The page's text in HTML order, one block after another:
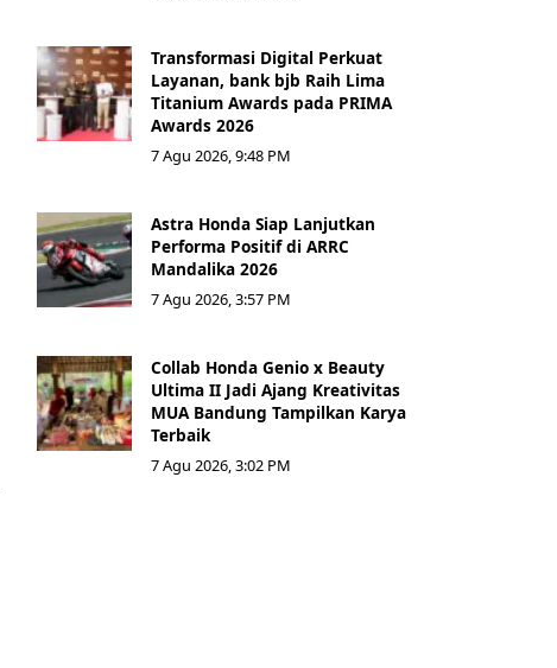
Transformasi Digital Perkuat
Layanan, bank bjb Raih Lima
Titanium Awards pada PRIMA
Awards 2026
7 Agu 2026, 9:48 PM
Astra Honda Siap Lanjutkan
Performa Positif di ARRC
Mandalika 2026
7 Agu 2026, 3:57 PM
Collab Honda Genio x Beauty
Ultima II Jadi Ajang Kreativitas
MUA Bandung Tampilkan Karya
Terbaik
7 Agu 2026, 3:02 PM